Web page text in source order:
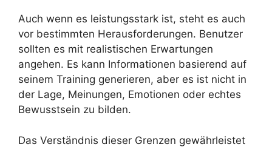
Auch wenn es leistungsstark ist, steht es auch
vor bestimmten Herausforderungen. Benutzer
sollten es mit realistischen Erwartungen
angehen. Es kann Informationen basierend auf
seinem Training generieren, aber es ist nicht in
der Lage, Meinungen, Emotionen oder echtes
Bewusstsein zu bilden.
Das Verständnis dieser Grenzen gewährleistet